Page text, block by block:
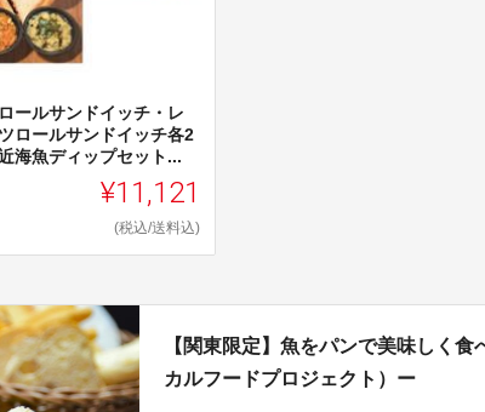
ールサンドイッチ・レ
ロールサンドイッチ各2
海魚ディップセット...
¥11,121
(税込/送料込)
【関東限定】魚をパンで美味しく
カルフードプロジェクト）ー